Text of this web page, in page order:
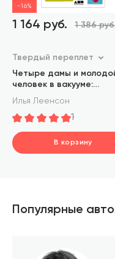
-16%
1 164 руб. 1 386 руб.
Твердый переплет
Четыре дамы и
человек в вакууме:
Нестандартные задачи
Илья Леенсон
1
В корзину
Популярные